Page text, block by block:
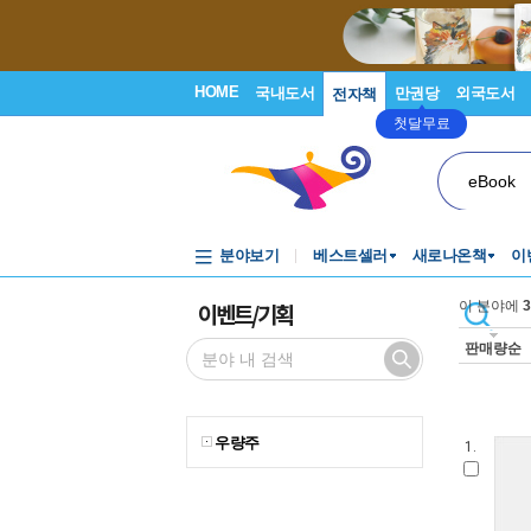
HOME 국내도서 전자책 만권당
첫달무료
외국도서
eBook
분야보기 베스트셀러 새로나온책 이
이벤트/기획
우량주
이 분야에 3
판매량순
1.